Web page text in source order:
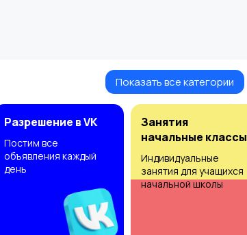
Показать все категории
Разрешение в VK
Постим все
объявления каждый
день
Занятия
начальные классы
Индивидуальные
занятия для учащихся
начальной школы